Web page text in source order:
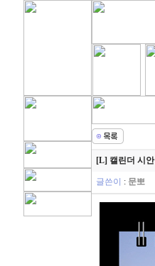
[L] 캘린더 시안
글쓴이 : 문뽀